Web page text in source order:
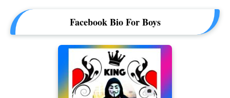
Facebook Bio For Boys